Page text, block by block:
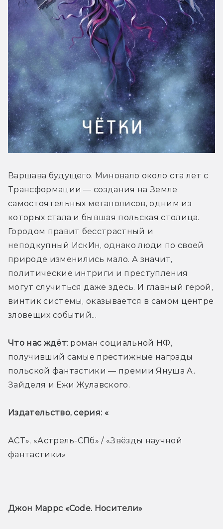
Варшава будущего. Миновало около ста лет с
Трансформации — создания на Земле
самостоятельных мегаполисов, одним из
которых стала и бывшая польская столица.
Городом правит бесстрастный и
неподкупный ИскИн, однако люди по своей
природе изменились мало. А значит,
политические интриги и преступления
могут случиться даже здесь. И главный герой,
винтик системы, оказывается в самом центре
зловещих событий...
Что нас ждёт: роман социальной НФ,
получивший самые престижные награды
польской фантастики — премии Януша А.
Зайделя и Ежи Жулавского.
Издательство, серия: «
АСТ», «Астрель-СПб» / «Звёзды научной
фантастики»
Джон Маррс «Code. Носители»